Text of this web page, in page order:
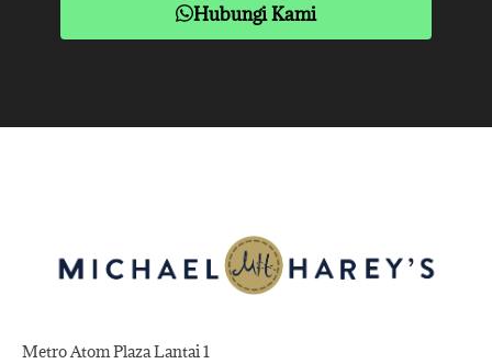
Hubungi Kami
Metro Atom Plaza Lantai 1